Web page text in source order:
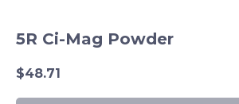
5R Ci-Mag Powder
$48.71